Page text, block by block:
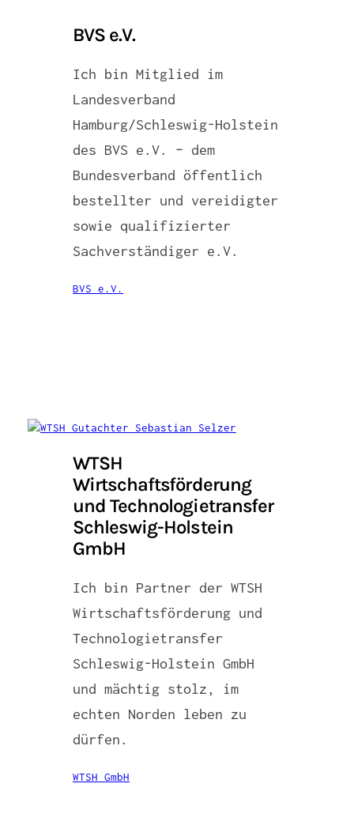
BVS e.V.
Ich bin Mitglied im
Landesverband
Hamburg/Schleswig-Holstein
des BVS e.V. – dem
Bundesverband öffentlich
bestellter und vereidigter
sowie qualifizierter
Sachverständiger e.V.
BVS e.V.
WTSH
Wirtschaftsförderung
und Technologietransfer
Schleswig-Holstein
GmbH
Ich bin Partner der WTSH
Wirtschaftsförderung und
Technologietransfer
Schleswig-Holstein GmbH
und mächtig stolz, im
echten Norden leben zu
dürfen.
WTSH GmbH